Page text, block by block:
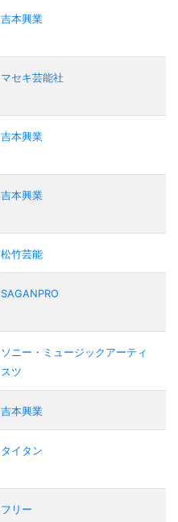
吉本興業
マセキ芸能社
吉本興業
吉本興業
松竹芸能
SAGANPRO
ソニー・ミュージックアーティ
スツ
吉本興業
タイタン
フリー